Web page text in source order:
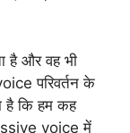
है और वह भी
परिवर्तन के
है कि हम कह
voice में